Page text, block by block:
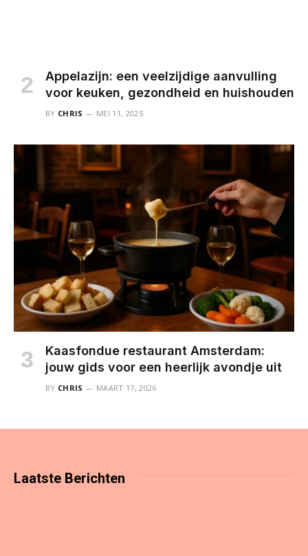
Appelazijn: een veelzijdige aanvulling
voor keuken, gezondheid en huishouden
BY CHRIS MEI 11, 2025
Kaasfondue restaurant Amsterdam:
jouw gids voor een heerlijk avondje uit
BY CHRIS MAART 17, 2026
Laatste Berichten